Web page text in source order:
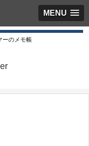
MENU
ーのメモ帳